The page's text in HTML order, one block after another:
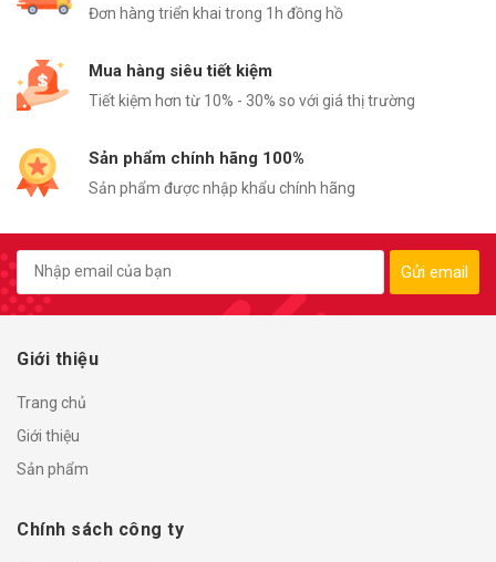
Đơn hàng triển khai trong 1h đồng hồ
Mua hàng siêu tiết kiệm
Tiết kiệm hơn từ 10% - 30% so với giá thị trường
Sản phẩm chính hãng 100%
Sản phẩm được nhập khẩu chính hãng
Gửi email
Giới thiệu
Trang chủ
Giới thiệu
Sản phẩm
Chính sách công ty